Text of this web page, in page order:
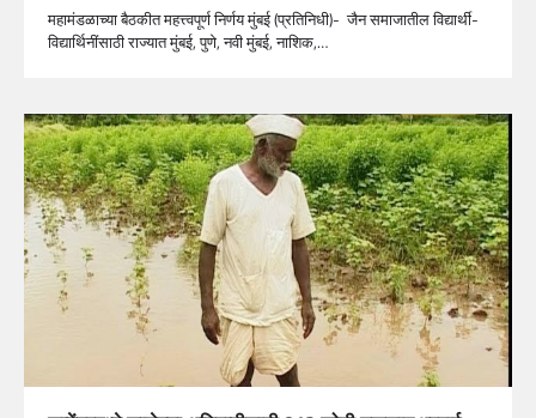
महामंडळाच्या बैठकीत महत्त्वपूर्ण निर्णय मुंबई (प्रतिनिधी)- जैन समाजातील विद्यार्थी-
विद्यार्थिनींसाठी राज्यात मुंबई, पुणे, नवी मुंबई, नाशिक,…